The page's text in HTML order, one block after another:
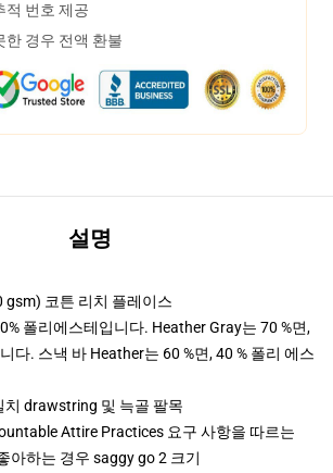
적 번호 제공
한 경우 전액 환불
설명
코튼 리치 플레이스
폴리에스테입니다. Heather Gray는 70 %면,
다. 스낵 바 Heather는 60 %면, 40 % 폴리 에스
치 drawstring 및 늑골 팔목
Attire Practices 요구 사항을 따르는
아하는 경우 saggy go 2 크기